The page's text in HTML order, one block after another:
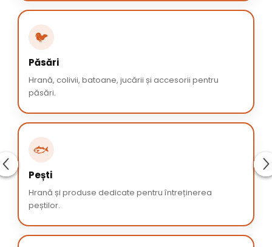
🐦
Păsări
Hrană, colivii, batoane, jucării și accesorii pentru
păsări.
🐟
Pești
Hrană și produse dedicate pentru întreținerea
peștilor.